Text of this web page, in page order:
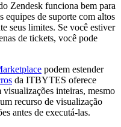
Zendesk funciona bem para
equipes de suporte com altos
seus limites. Se você estiver
de tickets, você pode
podem estender
da ITBYTES oferece
inteiras, mesmo
recurso de visualização
antes de executá-las.